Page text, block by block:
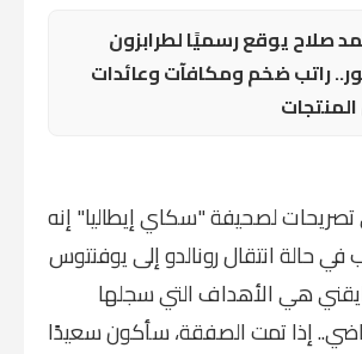
صلاح يوقع رسميًا لطرابزون
راتب ضخم ومكافآت وعائدات
لصحيفة "سكاي إيطاليا" إنه
حالة انتقال رونالدو إلى يوفنتوس
هي الأهداف التي سجلها
إذا تمت الصفقة، سأكون سعيدًا